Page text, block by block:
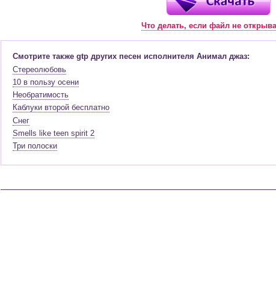
Запись музыкальных произведений для гитары, бас-гитары, банджо и
в виде табулатур или нотной графики (при создании табулатуры
Создание произведений для духовых, струнных, клавишных и других
Создание партий для барабанов и перкуссии;
Интеграция текста песен в ноты и привязка его к нотам дорожек с
Встроенный определитель и визуализатор аккордов для гитары;
Экспортирование музыкальных партитур в MIDI, ASCII, MusicXML, WAV,
к печати;
Импортирование из MIDI, ASCII,MusicXML, Power Tab (.ptb), TablEdit (.tef)
Виртуальный гитарный гриф, клавиатура фортепиано и панель ударных
ноты, проигрываемые в текущий момент. Удобное создание и
инструмента с их помощью;
Что делать, если файл не
Смотрите также gtp других песен исполнителя Анимал джаз:
Стереолюбовь
10 в пользу осени
Необратимость
Каблуки второй бесплатно
Снег
Smells like teen spirit 2
Три полоски